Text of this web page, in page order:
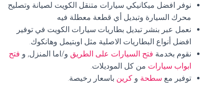
نوفر افضل ميكانيكي سيارات متنقل الكويت لصيانة وتصليح
محرك السيارة وتبديل أي قطعة معطلة فيه
نعمل عبر بنشر تبديل بطاريات سيارات الكويت في توفير
افضل أنواع البطاريات الاصلية مثل اوبتيمل وهانكوك.
نقوم بخدمة فتح السيارات على الطريق و/اما المنزل, و فتح
ابواب سيارات من كل الموديلات.
توفير مع سطحة و كرين باسعار رخيصة.